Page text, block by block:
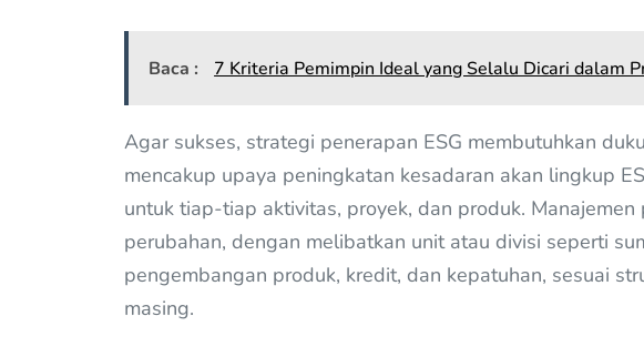
Baca : 7 Kriteria Pemimpin Ideal yang Selalu Dicari dalam
Agar sukses, strategi penerapan ESG membutuhkan
mencakup upaya peningkatan kesadaran akan lingkup
untuk tiap-tiap aktivitas, proyek, dan produk.
perubahan, dengan melibatkan unit atau divisi seperti
pengembangan produk, kredit, dan kepatuhan, sesuai
masing.